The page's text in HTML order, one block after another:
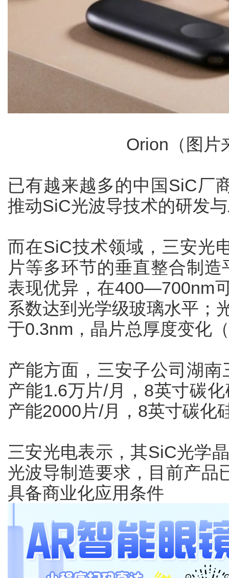
Orion（图片
已有越来越多的中国SiC厂
推动SiC光波导技术的研发
而在SiC技术领域，三安光
片等多环节的垂直整合制
表现优异，在400—700nm
系数达到光学级玻璃水平；
于0.3nm，晶片总厚度变化
产能方面，三安子公司湖
产能1.6万片/月，8英寸碳
产能2000片/月，8英寸碳化
三安光电表示，其SiC光学
光波导制造要求，目前产品
具备商业化应用条件